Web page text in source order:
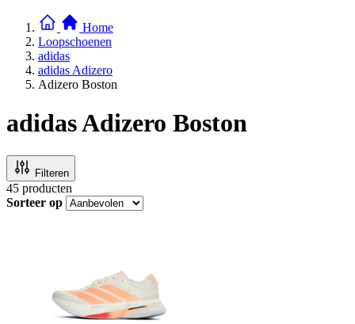
Home
Loopschoenen
adidas
adidas Adizero
Adizero Boston
adidas Adizero Boston
Filteren
45 producten
Sorteer op